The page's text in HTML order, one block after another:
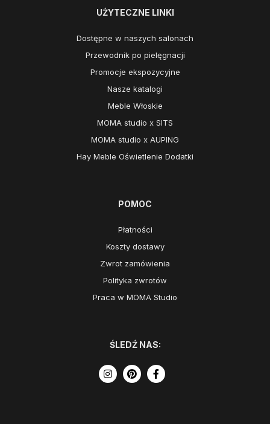
UŻYTECZNE LINKI
Dostępne w naszych salonach
Przewodnik po pielęgnacji
Promocje ekspozycyjne
Nasze katalogi
Meble Włoskie
MOMA studio x SITS
MOMA studio x AUPING
Hay Meble Oświetlenie Dodatki
POMOC
Płatności
Koszty dostawy
Zwrot zamówienia
Polityka zwrotów
Praca w MOMA Studio
ŚLEDŹ NAS: